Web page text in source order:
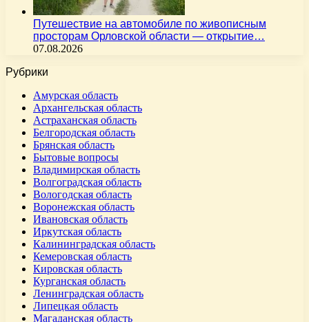
Путешествие на автомобиле по живописным
просторам Орловской области — открытие…
07.08.2026
Рубрики
Амурская область
Архангельская область
Астраханская область
Белгородская область
Брянская область
Бытовые вопросы
Владимирская область
Волгоградская область
Вологодская область
Воронежская область
Ивановская область
Иркутская область
Калининградская область
Кемеровская область
Кировская область
Курганская область
Ленинградская область
Липецкая область
Магаданская область